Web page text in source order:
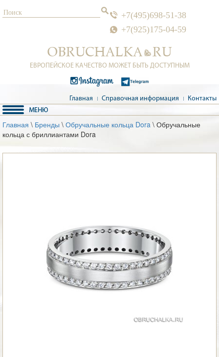
+7(495)698-51-38
+7(925)175-04-59
ЕВРОПЕЙСКОЕ КАЧЕСТВО МОЖЕТ БЫТЬ ДОСТУПНЫМ
Главная Справочная информация Контакты
Главная \ Бренды \ Обручальные кольца Dora \ Обручальные
кольца с бриллиантами Dora